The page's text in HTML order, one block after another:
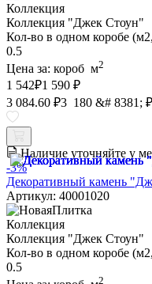
Коллекция
Коллекция "Джек Стоун"
Кол-во в одном коробе
0.5
Цена за: короб м2
1 542₽1 590 ₽
3 084.60 ₽3 180 &# 8381; ₽
Наличие уточняйте у
-3%
Декоративный камень
Артикул: 40001020
Коллекция
Коллекция "Джек Стоун"
Кол-во в одном коробе
0.5
2